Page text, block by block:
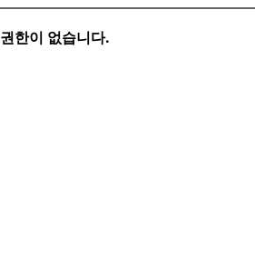
권한이 없습니다.